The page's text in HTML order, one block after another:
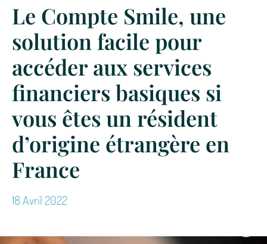
Le Compte Smile, une
solution facile pour
accéder aux services
financiers basiques si
vous êtes un résident
d’origine étrangère en
France
18 Avril 2022